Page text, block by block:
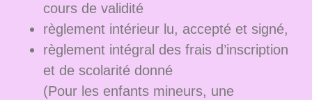
cours de validité
règlement intérieur lu, accepté et signé,
règlement intégral des frais d’inscription
et de scolarité donné
(Pour les enfants mineurs, une